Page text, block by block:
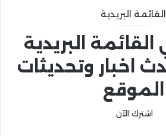
القائمة البريدية
البريدية
اخبار وتحديثات
الموقع
اشترك الآن.